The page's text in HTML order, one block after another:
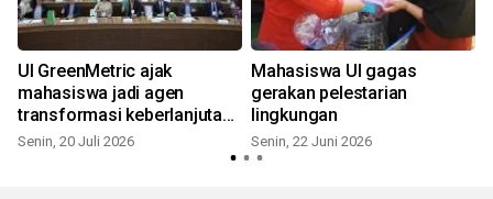
UI GreenMetric ajak
mahasiswa jadi agen
transformasi keberlanjutan
lewat aksi nyata
Senin, 20 Juli 2026
Mahasiswa UI gagas
gerakan pelestarian
lingkungan
Senin, 22 Juni 2026